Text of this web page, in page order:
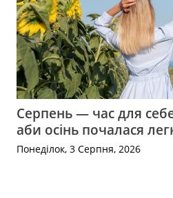
Серпень — час для
аби осінь почалася
Понеділок, 3 Серпня, 2026